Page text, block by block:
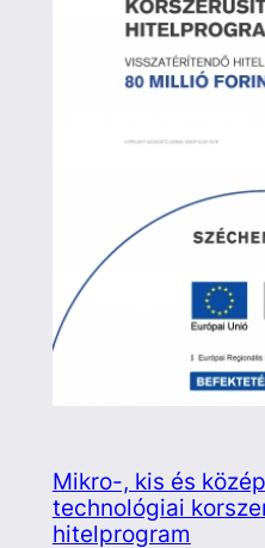
Mikro-, kis és
technológiai
hitelprogram